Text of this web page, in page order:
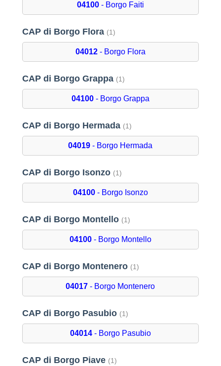
04100- Borgo Faiti
CAP di Borgo Flora (1)
04012- Borgo Flora
CAP di Borgo Grappa (1)
04100- Borgo Grappa
CAP di Borgo Hermada (1)
04019 - Borgo Hermada
CAP di Borgo Isonzo (1)
04100- Borgo Isonzo
CAP di Borgo Montello (1)
04100- Borgo Montello
CAP di Borgo Montenero (1)
04017 - Borgo Montenero
CAP di Borgo Pasubio (1)
04014- Borgo Pasubio
CAP di Borgo Piave (1)